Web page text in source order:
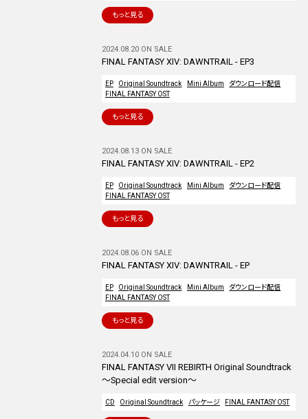
もっと見る
2024.08.20 ON SALE
FINAL FANTASY XIV: DAWNTRAIL - EP3
EP Original Soundtrack Mini Album
ダウンロード配信
FINAL FANTASY OST
もっと見る
2024.08.13 ON SALE
FINAL FANTASY XIV: DAWNTRAIL - EP2
EP Original Soundtrack Mini Album
ダウンロード配信
FINAL FANTASY OST
もっと見る
2024.08.06 ON SALE
FINAL FANTASY XIV: DAWNTRAIL - EP
EP Original Soundtrack Mini Album
ダウンロード配信
FINAL FANTASY OST
もっと見る
2024.04.10 ON SALE
FINAL FANTASY VII REBIRTH Original Soundtrack
～Special edit version～
CD Original Soundtrack パッケージ FINAL FANTASY OST